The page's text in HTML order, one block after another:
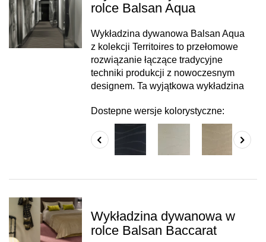
rolce Balsan Aqua
Wykładzina dywanowa Balsan Aqua
z kolekcji Territoires to przełomowe
rozwiązanie łączące tradycyjne
techniki produkcji z nowoczesnym
designem. Ta wyjątkowa wykładzina
Dostepne wersje kolorystyczne:
Wykładzina dywanowa w
rolce Balsan Baccarat